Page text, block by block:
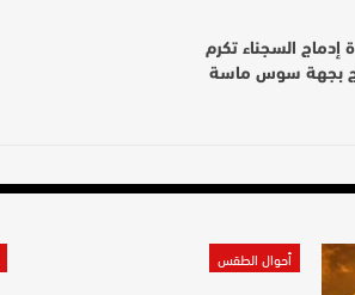
السجناء تكرم
بجهة سوس ماسة
أحوال الطقس